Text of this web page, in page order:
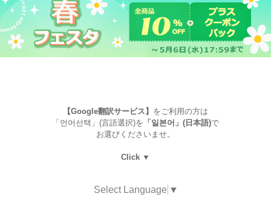
【Google翻訳サービス】 をご利用の方は
「언어선택」(言語選択)を 「일본어」(日本語)で
お選びくださいませ。
Click ▼
Select Language ▼